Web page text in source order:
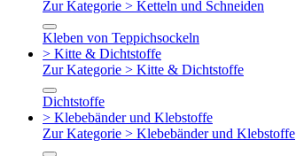
Zur Kategorie > Ketteln und Schneiden
Kleben von Teppichsockeln
> Kitte & Dichtstoffe
Zur Kategorie > Kitte & Dichtstoffe
Dichtstoffe
> Klebebänder und Klebstoffe
Zur Kategorie > Klebebänder und Klebstoffe